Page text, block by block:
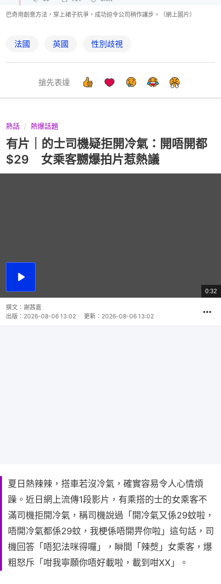
巴奇用創意方法，穿上裙子抗爭，成功迫令公司稍作讓步。（網上圖片）
法國 英國 性別歧視
搶先表達
熱話 熱爆話題
有片｜的士司機疑拒開冷氣：開唔開都
$29 女乘客嬲爆拍片惹熱議
播
總
共
0:32
撰文： 謝茜嘉
出版： 2026-08-06 13:02 更新： 2026-08-06 13:02
夏日熱辣辣，搭車若沒冷氣，確實容易令人心情煩
躁。近日網上流傳1段影片，有乘搭的士的女乘客不
滿司機拒開冷氣，稱司機說過「開冷氣又係29蚊啦，
唔開冷氣都係29蚊，我梗係唔開畀你啦」這句話，司
機回答「唔犯法咪得囉」，瞬間「辣㷫」女乘客，爆
粗怒斥「咁我寧願你唔好載啦，載到咁XX」。